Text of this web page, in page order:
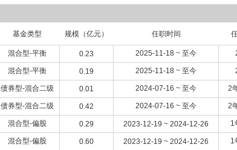
理,2021年7月21日至2025年11月7日担任金元顺安桉盛债券型证券投
年5月10日担任金元顺安行业精选混合型证券投资基金基金经理,2023
12月26日担任金元顺安产业臻选混合型证券投资基金基金经理,2024年
鼎泰债券型证券投资基金基金经理。
基金类型 规模（亿元） 任职时间
混合型-平衡 0.23 2025-11-18 ~ 至今
混合型-平衡 0.19 2025-11-18 ~ 至今
债券型-混合二级 0.01 2024-07-16 ~ 至今 2
债券型-混合二级 0.42 2024-07-16 ~ 至今 2
混合型-偏股 0.29 2023-12-19 ~ 2024-12-26 1
混合型-偏股 0.60 2023-12-19 ~ 2024-12-26 1